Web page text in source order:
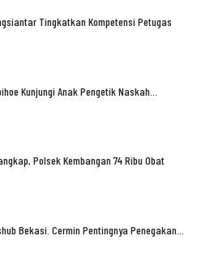
Tingkatkan Kompetensi Petugas
Kunjungi Anak Pengetik Naskah…
Polsek Kembangan 74 Ribu Obat
Bekasi. Cermin Pentingnya Penegakan…